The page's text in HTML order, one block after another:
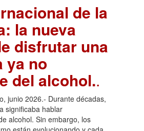
de la
la nueva
disfrutar una
ya no
del alcohol..
junio 2026.- Durante décadas,
significaba hablar
alcohol. Sin embargo, los